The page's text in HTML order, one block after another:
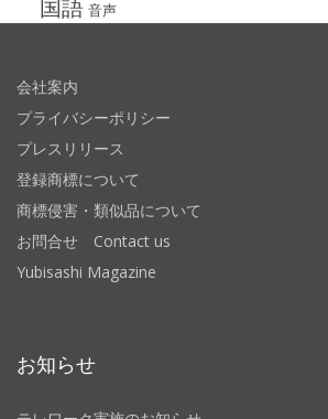
国語 音声
会社案内
プライバシーポリシー
プレスリリース
登録商標について
商標侵害・類似品について
お問合せ Contact us
Yubisashi Magazine
お知らせ